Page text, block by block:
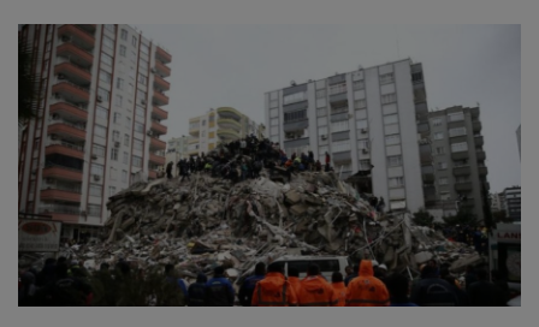
ULUSLARARASI
SAĞLIK VE YAŞAM TARZI
YEMEK
SPOR
SEYAHAT